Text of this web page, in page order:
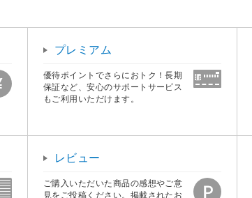
プレミアム
優待ポイントでさらにおトク！長期
保証など、安心のサポートサービス
もご利用いただけます。
レビュー
ご購入いただいた商品の感想やご意
見をご投稿ください。掲載されたお